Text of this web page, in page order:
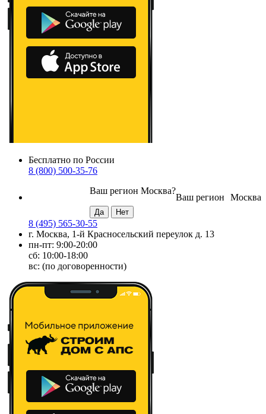
Бесплатно по России
8 (800) 500-35-76
Москва
Ваш регион
Ваш регион Москва?
8 (495) 565-30-55
г. Москва, 1-й Красносельский переулок д. 13
пн-пт: 9:00-20:00
сб: 10:00-18:00
вс: (по договоренности)